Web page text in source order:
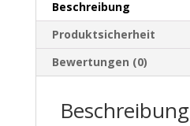
Beschreibung
Produktsicherheit
Bewertungen (0)
Beschreibung